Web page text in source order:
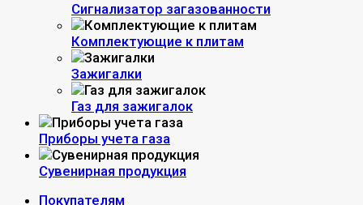
Сигнализатор загазованности
Комплектующие к плитам
Зажигалки
Газ для зажигалок
Приборы учета газа
Сувенирная продукция
Покупателям